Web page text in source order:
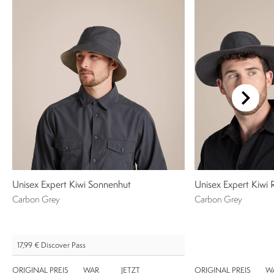
Unisex Expert Kiwi Sonnenhut
Carbon Grey
17,99 € Discover Pass
ORIGINAL PREIS WAR JETZT
Unisex Expert Kiwi
Carbon Grey
ORIGINAL PREIS